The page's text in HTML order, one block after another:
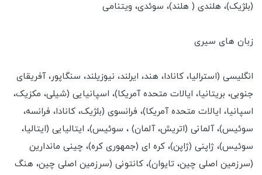
(بلژیک)، هلندی ( هلند)، سوئدی، ویتنامی
زبان های سیری
انگلیسی (استرالیا، کانادا، هند، ایرلند، نیوزیلند، سنگاپور، آفریقای
جنوبی، بریتانیا، ایالات متحده آمریکا)، اسپانیایی (شیلی، مکزیک،
اسپانیا، ایالات متحده آمریکا)، فرانسوی (بلژیک، کانادا، فرانسه،
سوئیس)، آلمانی (اتریش، آلمان) ، سوئیس)، ایتالیایی (ایتالیا،
سوئیس)، ژاپنی (ژاپن)، کره ای (جمهوری کره)، چینی ماندارین
(سرزمین اصلی چین، تایوان)، کانتونی (سرزمین اصلی چین، هنگ